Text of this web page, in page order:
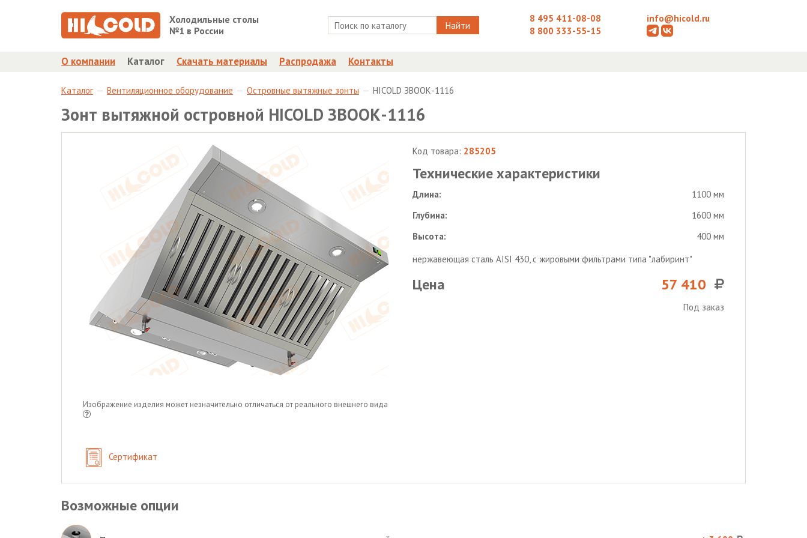
Холодильные столы
№1 в России
Найти
8 495 411-08-08
8 800 333-55-15
info@hicold.ru
О компании Каталог Скачать материалы Распродажа Контакты
Каталог Вентиляционное оборудование Островные вытяжные зонты HICOLD ЗВООК-1116
Зонт вытяжной островной HICOLD ЗВООК-1116
Изображение изделия может незначительно отличаться от реального внешнего вида
Сертификат
Код товара: 285205
Технические характеристики
Длина:
1100 мм
Глубина:
1600 мм
Высота:
400 мм
нержавеющая сталь AISI 430, с жировыми фильтрами типа "лабиринт"
Цена 57 410
Под заказ
Возможные опции